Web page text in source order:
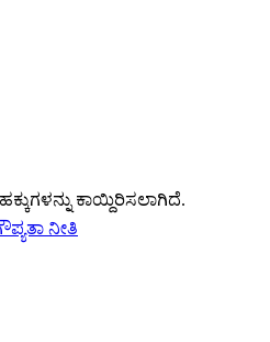
ಕಾಯ್ದಿರಿಸಲಾಗಿದೆ.
ನೀತಿ